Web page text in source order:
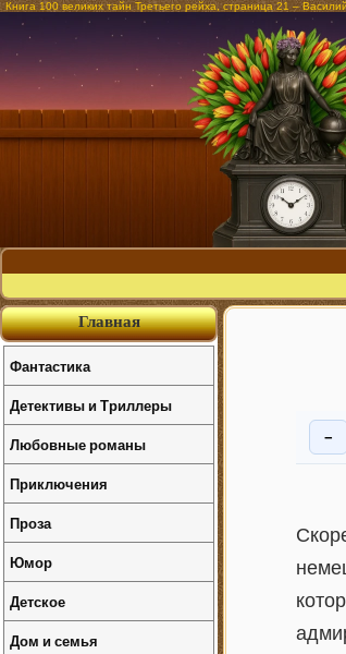
Книга 100 великих тайн Третьего рейха, страница 21 –
−
Главная
Фантастика
Детективы и Триллеры
Любовные романы
Приключения
Проза
Юмор
Детское
Дом и семья